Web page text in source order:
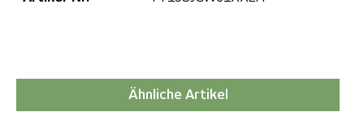
Ähnliche Artikel